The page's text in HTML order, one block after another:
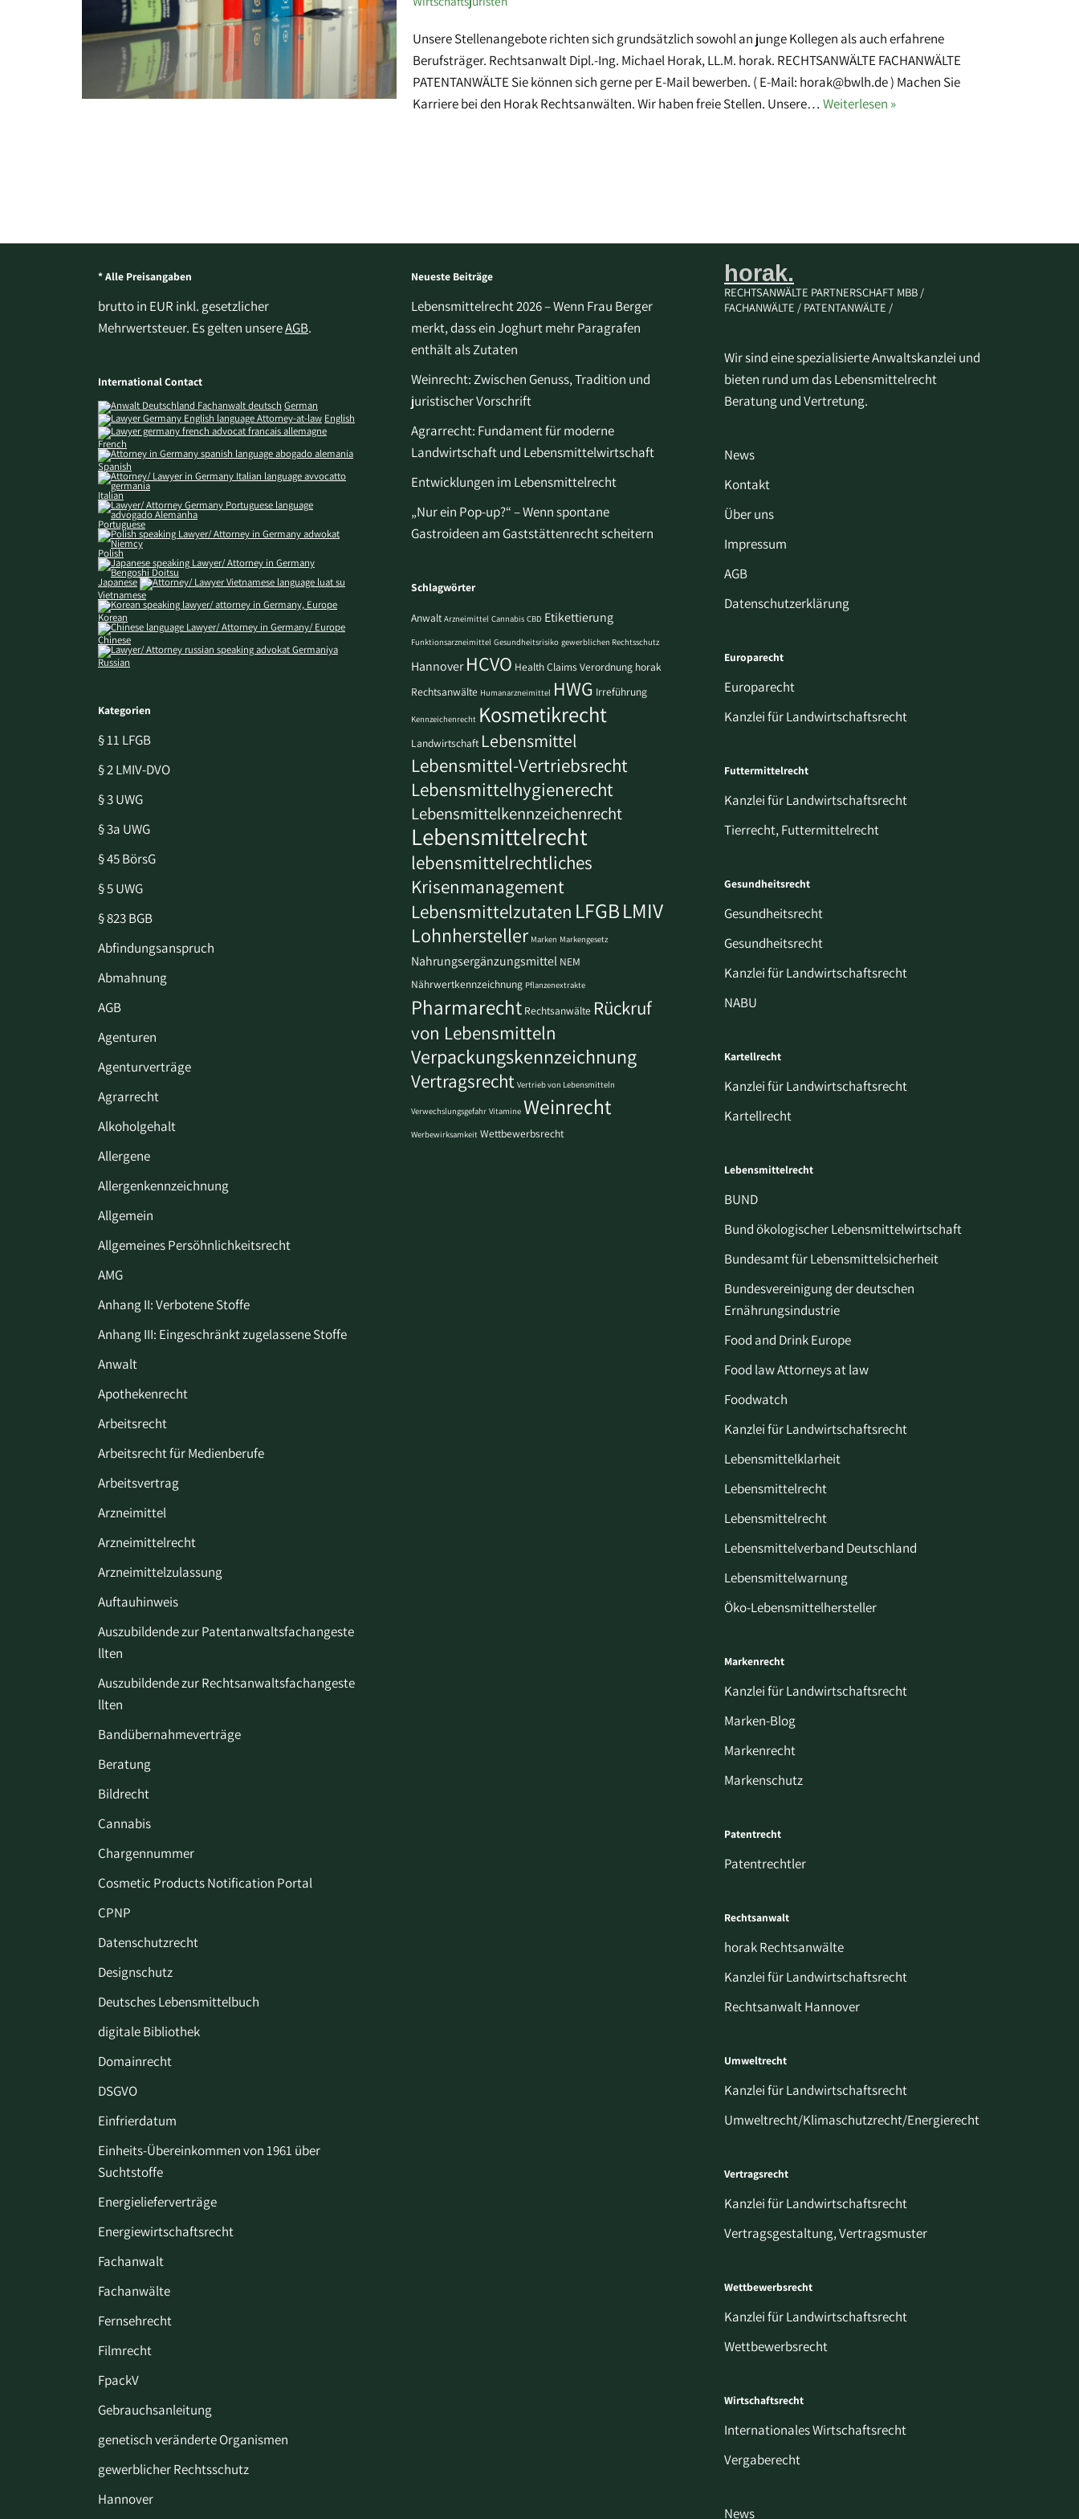
Unsere Stellenangebote richten sich grundsätzlich sowohl an junge Kollegen als auch erfahrene
Berufsträger. Rechtsanwalt Dipl.-Ing. Michael Horak, LL.M. horak. RECHTSANWÄLTE FACHANWÄLTE
PATENTANWÄLTE Sie können sich gerne per E-Mail bewerben. ( E-Mail: horak@bwlh.de ) Machen Sie
Karriere bei den Horak Rechtsanwälten. Wir haben freie Stellen. Unsere… Weiterlesen »
* Alle Preisangaben
brutto in EUR inkl. gesetzlicher
Mehrwertsteuer. Es gelten unsereAGB.
International Contact
German
English
French
Spanish
Italian
Portuguese
Polish
Japanese
Vietnamese
Korean
Chinese
Russian
Kategorien
§ 11 LFGB
§ 2 LMIV-DVO
§ 3 UWG
§ 3a UWG
§ 45 BörsG
§ 5 UWG
§ 823 BGB
Abfindungsanspruch
Abmahnung
AGB
Agenturen
Agenturverträge
Agrarrecht
Alkoholgehalt
Allergene
Allergenkennzeichnung
Allgemein
Allgemeines Persöhnlichkeitsrecht
AMG
Anhang II: Verbotene Stoffe
Anhang III: Eingeschränkt zugelassene Stoffe
Anwalt
Apothekenrecht
Arbeitsrecht
Arbeitsrecht für Medienberufe
Arbeitsvertrag
Arzneimittel
Arzneimittelrecht
Arzneimittelzulassung
Auftauhinweis
Auszubildende zur Patentanwaltsfachangeste
llten
Auszubildende zur Rechtsanwaltsfachangeste
llten
Bandübernahmeverträge
Beratung
Bildrecht
Cannabis
Chargennummer
Cosmetic Products Notification Portal
CPNP
Datenschutzrecht
Designschutz
Deutsches Lebensmittelbuch
digitale Bibliothek
Domainrecht
DSGVO
Einfrierdatum
Einheits-Übereinkommen von 1961 über
Suchtstoffe
Energielieferverträge
Energiewirtschaftsrecht
Fachanwalt
Fachanwälte
Fernsehrecht
Filmrecht
FpackV
Gebrauchsanleitung
genetisch veränderte Organismen
gewerblicher Rechtsschutz
Hannover
Neueste Beiträge
Lebensmittelrecht 2026 – Wenn Frau Berger
merkt, dass ein Joghurt mehr Paragrafen
enthält als Zutaten
Weinrecht: Zwischen Genuss, Tradition und
juristischer Vorschrift
Agrarrecht: Fundament für moderne
Landwirtschaft und Lebensmittelwirtschaft
Entwicklungen im Lebensmittelrecht
„Nur ein Pop-up?“ – Wenn spontane
Gastroideen am Gaststättenrecht scheitern
Schlagwörter
Anwalt Arzneimittel Cannabis CBD Etikettierung
Funktionsarzneimittel Gesundheitsrisiko gewerblichen Rechtsschutz
Hannover HCVO Health Claims Verordnung horak
Rechtsanwälte Humanarzneimittel HWG Irreführung
Kennzeichenrecht Kosmetikrecht
Landwirtschaft Lebensmittel
Lebensmittel-Vertriebsrecht
Lebensmittelhygienerecht
Lebensmittelkennzeichenrecht
Lebensmittelrecht
lebensmittelrechtliches
Krisenmanagement
Lebensmittelzutaten LFGBLMIV
Lohnhersteller Marken Markengesetz
Nahrungsergänzungsmittel NEM
Nährwertkennzeichnung Pflanzenextrakte
Pharmarecht Rechtsanwälte Rückruf
von Lebensmitteln
Verpackungskennzeichnung
Vertragsrecht Vertrieb von Lebensmitteln
Verwechslungsgefahr Vitamine Weinrecht
Werbewirksamkeit Wettbewerbsrecht
horak.
RECHTSANWÄLTE PARTNERSCHAFT MBB /
FACHANWÄLTE / PATENTANWÄLTE /
Wir sind eine spezialisierte Anwaltskanzlei und
bieten rund um das Lebensmittelrecht
Beratung und Vertretung.
News
Kontakt
Über uns
Impressum
AGB
Datenschutzerklärung
Europarecht
Europarecht
Kanzlei für Landwirtschaftsrecht
Futtermittelrecht
Kanzlei für Landwirtschaftsrecht
Tierrecht, Futtermittelrecht
Gesundheitsrecht
Gesundheitsrecht
Gesundheitsrecht
Kanzlei für Landwirtschaftsrecht
NABU
Kartellrecht
Kanzlei für Landwirtschaftsrecht
Kartellrecht
Lebensmittelrecht
BUND
Bund ökologischer Lebensmittelwirtschaft
Bundesamt für Lebensmittelsicherheit
Bundesvereinigung der deutschen
Ernährungsindustrie
Food and Drink Europe
Food law Attorneys at law
Foodwatch
Kanzlei für Landwirtschaftsrecht
Lebensmittelklarheit
Lebensmittelrecht
Lebensmittelrecht
Lebensmittelverband Deutschland
Lebensmittelwarnung
Öko-Lebensmittelhersteller
Markenrecht
Kanzlei für Landwirtschaftsrecht
Marken-Blog
Markenrecht
Markenschutz
Patentrecht
Patentrechtler
Rechtsanwalt
horak Rechtsanwälte
Kanzlei für Landwirtschaftsrecht
Rechtsanwalt Hannover
Umweltrecht
Kanzlei für Landwirtschaftsrecht
Umweltrecht/Klimaschutzrecht/Energierecht
Vertragsrecht
Kanzlei für Landwirtschaftsrecht
Vertragsgestaltung, Vertragsmuster
Wettbewerbsrecht
Kanzlei für Landwirtschaftsrecht
Wettbewerbsrecht
Wirtschaftsrecht
Internationales Wirtschaftsrecht
Vergaberecht
News